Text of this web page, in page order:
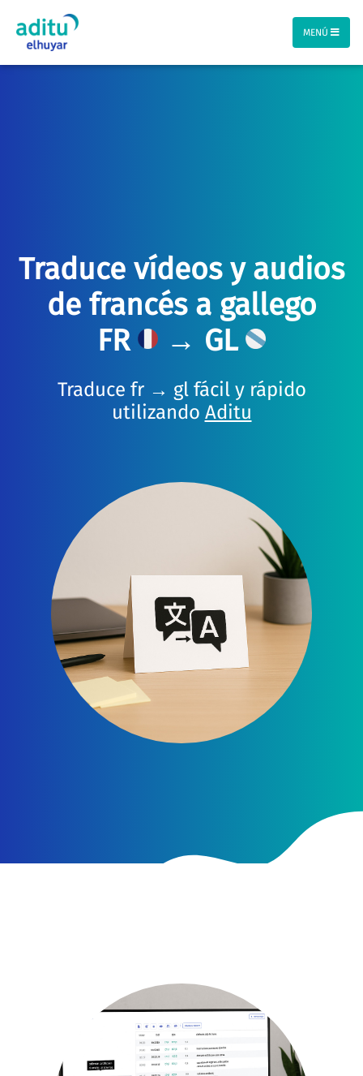
MENÚ
Traduce vídeos y audios
de francés a gallego
FR
→ GL
Traduce fr → gl fácil y rápido
utilizando Aditu